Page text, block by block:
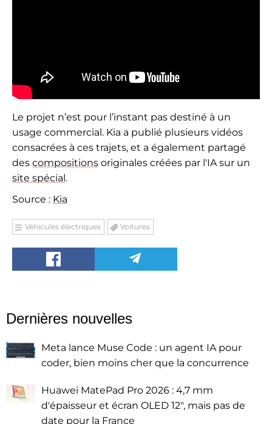
Le projet n’est pour l’instant pas destiné à un
usage commercial. Kia a publié plusieurs vidéos
consacrées à ces trajets, et a également partagé
des compositions originales créées par l'IA sur un
site spécial .
Source : Kia
Véhicules électriques Voitures
Dernières nouvelles
Meta lance Muse Code : un agent IA pour
coder, bien moins cher que la concurrence
Huawei MatePad Pro 2026 : 4,7 mm
d'épaisseur et écran OLED 12", mais pas de
date pour la France